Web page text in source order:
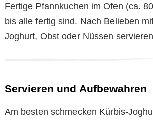
Fertige Pfannkuchen im Ofen (ca.
bis alle fertig sind. Nach Belieben
Joghurt, Obst oder Nüssen
Servieren und Aufbewahren
Am besten schmecken Kürbis-